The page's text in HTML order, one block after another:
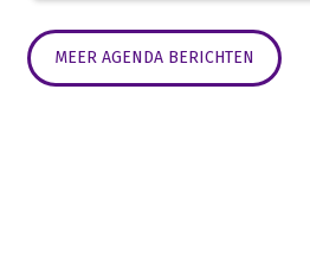
MEER AGENDA BERICHTEN